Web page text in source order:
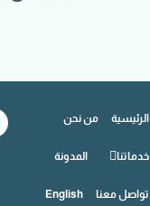
الرئيسية من نحن
خدماتنا المدونة
تواصل معنا English